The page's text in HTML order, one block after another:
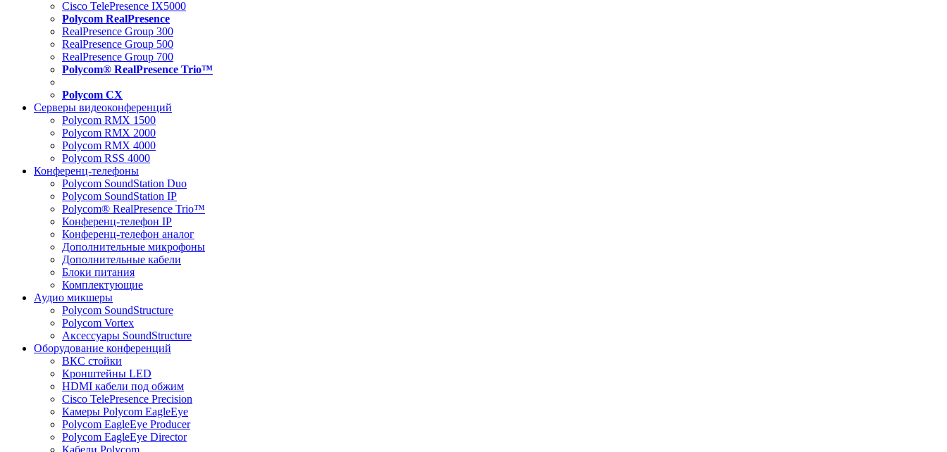
Cisco TelePresence IX5000
Polycom RealPresence
RealPresence Group 300
RealPresence Group 500
RealPresence Group 700
Polycom® RealPresence Trio™
Polycom CX
Серверы видеоконференций
Polycom RMX 1500
Polycom RMX 2000
Polycom RMX 4000
Polycom RSS 4000
Конференц-телефоны
Polycom SoundStation Duo
Polycom SoundStation IP
Polycom® RealPresence Trio™
Конференц-телефон IP
Конференц-телефон аналог
Дополнительные микрофоны
Дополнительные кабели
Блоки питания
Комплектующие
Аудио микшеры
Polycom SoundStructure
Polycom Vortex
Аксессуары SoundStructure
Оборудование конференций
ВКС стойки
Кронштейны LED
HDMI кабели под обжим
Cisco TelePresence Precision
Камеры Polycom EagleEye
Polycom EagleEye Producer
Polycom EagleEye Director
Кабели Polycom